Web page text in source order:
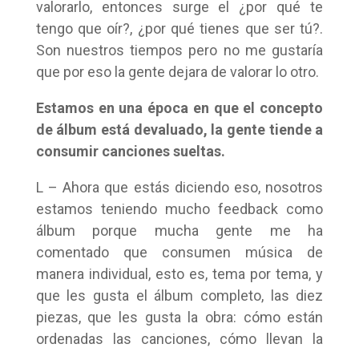
valorarlo, entonces surge el ¿por qué te
tengo que oír?, ¿por qué tienes que ser tú?.
Son nuestros tiempos pero no me gustaría
que por eso la gente dejara de valorar lo otro.
Estamos en una época en que el concepto
de álbum está devaluado, la gente tiende a
consumir canciones sueltas.
L – Ahora que estás diciendo eso, nosotros
estamos teniendo mucho feedback como
álbum porque mucha gente me ha
comentado que consumen música de
manera individual, esto es, tema por tema, y
que les gusta el álbum completo, las diez
piezas, que les gusta la obra: cómo están
ordenadas las canciones, cómo llevan la